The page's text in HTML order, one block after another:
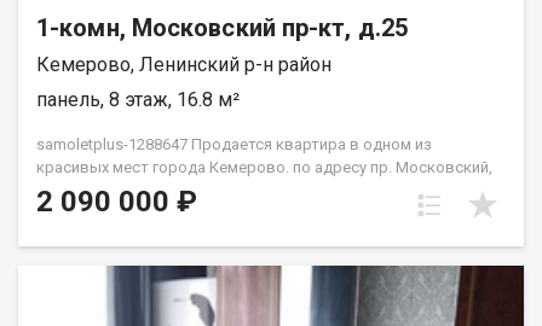
1-комн, Московский пр-кт, д.25
Кемерово, Ленинский р-н район
панель, 8 этаж, 16.8 м²
samoletplus-1288647 Продается квартира в одном из
красивых мест города Кемерово. по адресу пр. Московский,
25 Квартира расположена на 8 этаже 9‑этажного дома.
Отличное сочетание цены и готовности к быстрой сделке.
этого объекта недвижимости: классный район для
проживания и сдачи в аренду ликвидность для последующей
2 090 000 ₽